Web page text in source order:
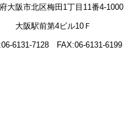
大阪市北区梅田1丁目11番4-1000
大阪駅前第4ビル10Ｆ
6131-7128 FAX:06-6131-6199